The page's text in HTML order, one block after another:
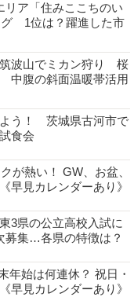
リア「住みここちのい
グ 1位は？躍進した市
波山でミカン狩り 桜
中腹の斜面温暖帯活用
う！ 茨城県古河市で
食会
が熱い！ GW、お盆、
早見カレンダーあり》
3県の公立高校入試に
集…各県の特徴は？
年始は何連休？ 祝日・
早見カレンダーあり》